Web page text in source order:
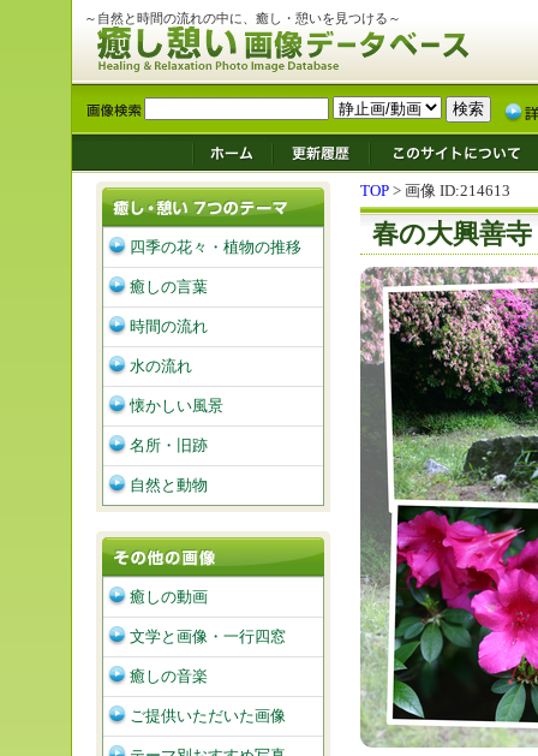
～自然と時間の流れの中に、癒し・憩いを見つける～
TOP > 画像 ID:214613
春の大興善
四季の花々・植物の推移
癒しの言葉
時間の流れ
水の流れ
懐かしい風景
名所・旧跡
自然と動物
癒しの動画
文学と画像・一行四窓
癒しの音楽
ご提供いただいた画像